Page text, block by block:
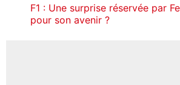
F1 : Une surprise réservée par
pour son avenir ?